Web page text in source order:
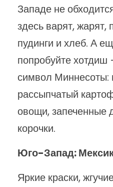
Западе не
здесь варят, жарят,
пудинги и хлеб. А
попробуйте
символ Миннесоты:
рассыпчатый
овощи, запеченные
корочки.
Юго-Запад:
Яркие краски,